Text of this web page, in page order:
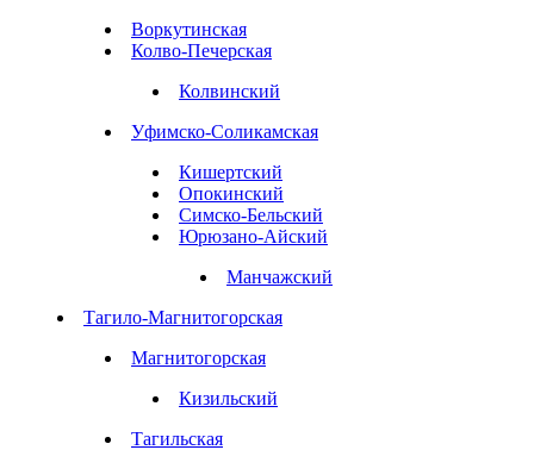
Воркутинская
Колво-Печерская
Колвинский
Уфимско-Соликамская
Кишертский
Опокинский
Симско-Бельский
Юрюзано-Айский
Манчажский
Тагило-Магнитогорская
Магнитогорская
Кизильский
Тагильская